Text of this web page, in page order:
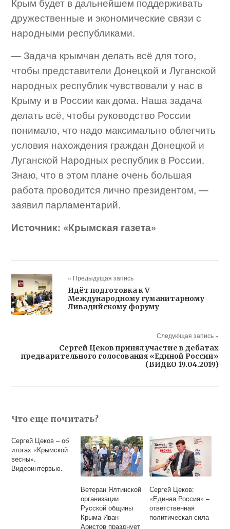
дружественные и экономические связи с
народными республиками.
— Задача крымчан делать всё для того,
чтобы представители Донецкой и Луганской
народных республик чувствовали у нас в
Крыму и в России как дома. Наша задача
делать всё, чтобы руководство России
понимало, что надо максимально облегчить
условия нахождения граждан Донецкой и
Луганской Народных республик в России.
Знаю, что в этом плане очень большая
работа проводится лично президентом, —
заявил парламентарий.
Источник: «Крымская газета»
« Предыдущая запись
Идёт подготовка к V
Международному гуманитарному
Ливадийскому форуму
Следующая запись »
Сергей Цеков принял участие в дебатах
предварительного голосования «Единой России»
(ВИДЕО 19.04.2019)
Что еще почитать?
Сергей Цеков – об
итогах «Крымской
весны».
Видеоинтервью.
Ветеран Ялтинской
организации
Русской общины
Крыма Иван
Аристов празднует
Сергей Цеков:
«Единая Россия» –
ответственная
политическая сила